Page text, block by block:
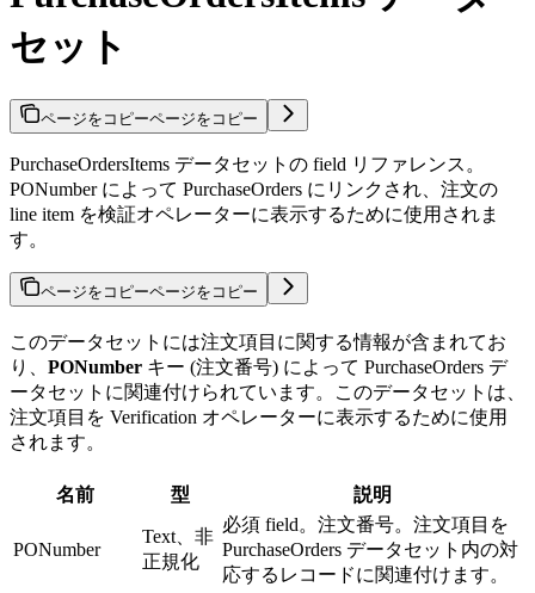
セット
ページをコピーページをコピー
PurchaseOrdersItems データセットの field リファレンス。
PONumber によって PurchaseOrders にリンクされ、注文の
line item を検証オペレーターに表示するために使用されま
す。
ページをコピーページをコピー
このデータセットには注文項目に関する情報が含まれてお
り、 PONumber キー (注文番号) によって PurchaseOrders デ
ータセットに関連付けられています。このデータセットは、
注文項目を Verification オペレーターに表示するために使用
されます。
名前 型 説明
PONumber
Text、非
正規化
必須 field。注文番号。注文項目を
PurchaseOrders データセット内の対
応するレコードに関連付けます。